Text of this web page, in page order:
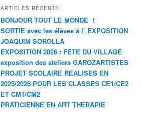
ARTICLES RÉCENTS
BONJOUR TOUT LE MONDE !
SORTIE avec les élèves à l’ EXPOSITION
JOAQUIM SOROLLA
EXPOSITION 2026 : FETE DU VILLAGE
exposition des ateliers GAROZARTISTES
PROJET SCOLAIRE REALISES EN
2025/2026 POUR LES CLASSES CE1/CE2
ET CM1/CM2
PRATICIENNE EN ART THERAPIE